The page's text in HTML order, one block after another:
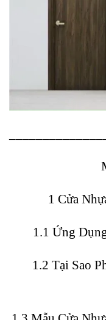
1 Cửa
1.1 Ứng
1.2 Tại Sao